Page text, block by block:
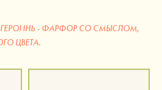
ГЕРОИНЬ - ФАРФОР СО СМЫСЛОМ,
ЦВЕТА.